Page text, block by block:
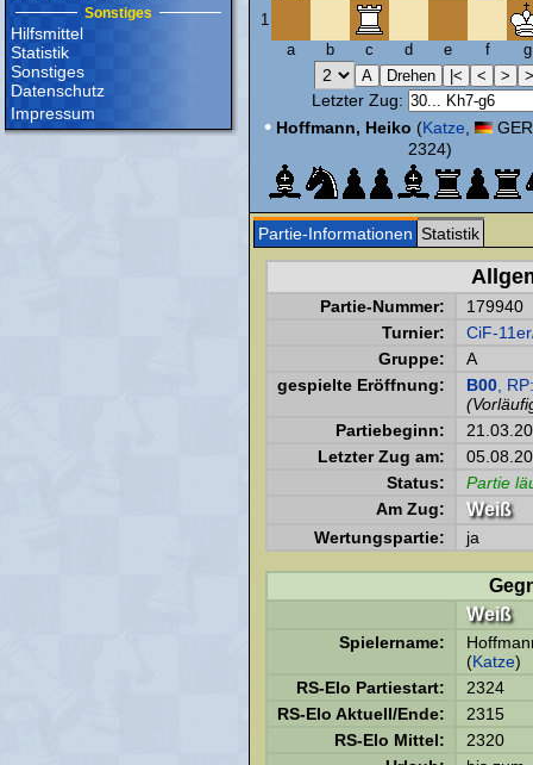
Sonstiges
Hilfsmittel
Statistik
Sonstiges
Datenschutz
Impressum
1
a
b c d e f g
Letzter Zug:
• Hoffmann, Heiko (Katze
2324)
Partie-Informationen Statistik
Partie-Nummer:
179940
Turnier:
CiF-
Gruppe:
A
gespielte Eröffnung:
B00 ,
Partiebeginn:
Letzter Zug am:
Status:
Partie
Am Zug:
Weiß
Wertungspartie: ja
Weiß
Spielername:
(Katze)
RS-Elo Partiestart:
2324
RS-Elo Aktuell/Ende:
2315
RS-Elo Mittel:
2320